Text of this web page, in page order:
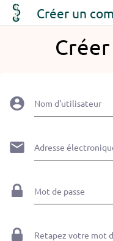
Créer un
Nom d'utilisateur
Adresse
Mot de passe
Retapez votre mot